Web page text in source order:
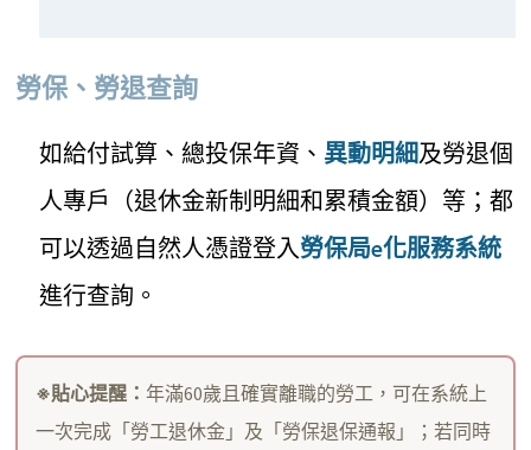
勞保、勞退查詢
如給付試算、總投保年資、 異動明細及勞退個
人專戶（退休金新制明細和累積金額）等；都
可以透過自然人憑證登入勞保局e化服務系統
進行查詢。
※貼心提醒： 年滿60歲且確實離職的勞工，可在系統上
一次完成「勞工退休金」及「勞保退保通報」；若同時